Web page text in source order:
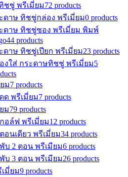
ชชู่ พรีเมี่ยม72 products
ดาษ ทิชชู่กล่อง พรีเมี่ยม0 products
ดาษ ทิชชู่ซอง พรีเมี่ยม พิมพ์
44 products
ดาษ ทิชชู่เปียก พรีเมี่ยม23 products
งใส่ กระดาษทิชชู่ พรีเมี่ยม5
ม7 products
ด พรีเมี่ยม7 products
ม79 products
อล์ฟ พรีเมี่ยม12 products
อนเดียว พรีเมี่ยม34 products
บ 2 ตอน พรีเมียม6 products
บ 3 ตอน พรีเมียม26 products
มี่ยม9 products